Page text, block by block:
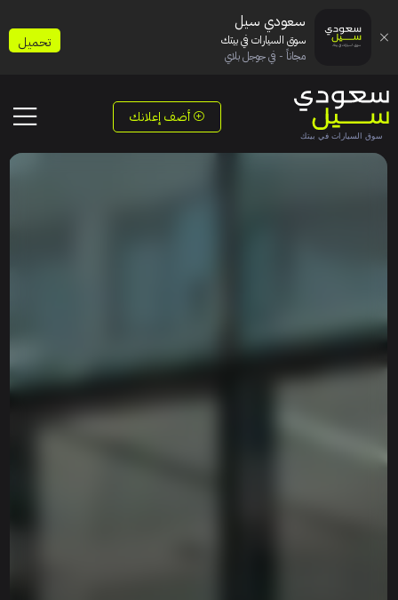
أضف إعلانك
سعودي سيل
سوق السيارات في بيتك
مجاناً - في جوجل بلاي
تحميل